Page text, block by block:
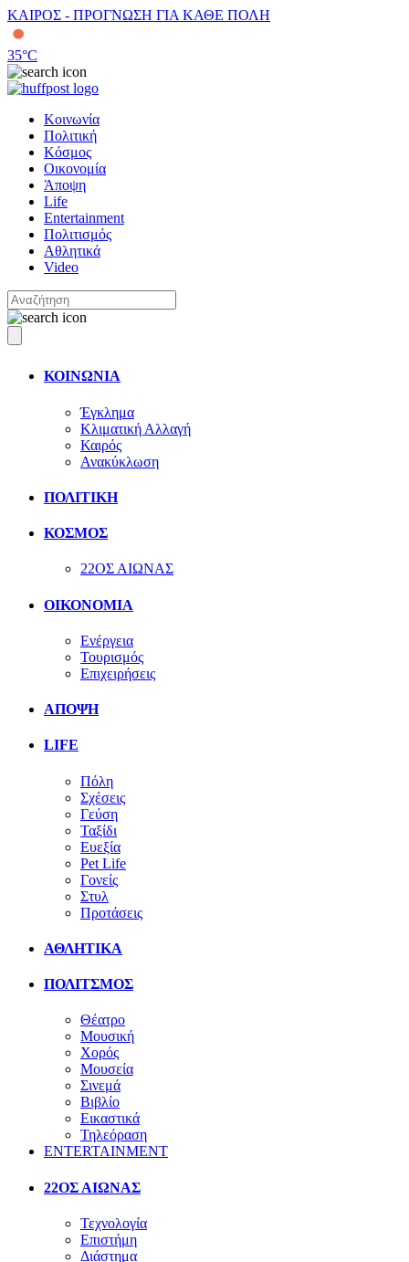
ΚΑΙΡΟΣ - ΠΡΟΓΝΩΣΗ ΓΙΑ ΚΑΘΕ ΠΟΛΗ
35°C
Κοινωνία
Πολιτική
Κόσμος
Οικονομία
Άποψη
Life
Entertainment
Πολιτισμός
Αθλητικά
Video
ΚΟΙΝΩΝΙΑ
Έγκλημα
Κλιματική Αλλαγή
Καιρός
Ανακύκλωση
ΠΟΛΙΤΙΚΗ
ΚΟΣΜΟΣ
22ΟΣ ΑΙΩΝΑΣ
ΟΙΚΟΝΟΜΙΑ
Ενέργεια
Τουρισμός
Επιχειρήσεις
ΑΠΟΨΗ
LIFE
Πόλη
Σχέσεις
Γεύση
Ταξίδι
Ευεξία
Pet Life
Γονείς
Στυλ
Προτάσεις
ΑΘΛΗΤΙΚΑ
ΠΟΛΙΤΣΜΟΣ
Θέατρο
Μουσική
Χορός
Μουσεία
Σινεμά
Βιβλίο
Εικαστικά
Τηλεόραση
ENTERTAINMENT
22ΟΣ ΑΙΩΝΑΣ
Τεχνολογία
Επιστήμη
Διάστημα